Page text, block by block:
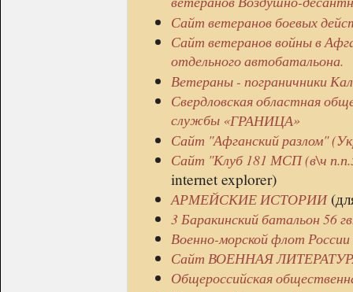
Сайт ветеранов боевых
Сайт ветеранов войны в
отдельного автобатальона.
Ветераны - пограничники
Свердловская областная
службы «ГРАНИЦА»
Сайт "Афганский разлом"
Сайт "Клуб 181 МСП (в\ч
internet explorer)
АРМЕЙСКИЕ ИСТОРИИ
3 Баракинский батальон 56
Военно-морской флот России
Сайт ВОЕННАЯ
Общероссийская